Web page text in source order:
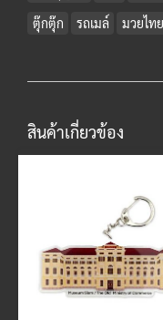
ตุ๊กตุ๊ก
รถเมล์ มวยไทย
สินค้าเกี่ยวข้อง